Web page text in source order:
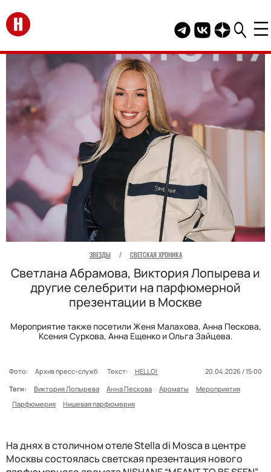
Перейти на главную
Telegram канал
Группа HELLO
Канал
ЗВЕЗДЫ / СВЕТСКАЯ ХРОНИКА
Светлана Абрамова, Виктория Лопырева и
другие селебрити на парфюмерной
презентации в Москве
Мероприятие также посетили Женя Малахова, Анна Пескова,
Ксения Суркова, Анна Ещенко и Ольга Зайцева.
Фото: Архив пресс-служб Текст: HELLO!
20.04.2026 / 15:00
Теги:
Виктория Лопырева Анна Пескова Ароматы
Мероприятия
Парфюмерия
Нишевая парфюмерия
На днях в столичном отеле Stella di Mosca в центре
Москвы состоялась светская презентация нового